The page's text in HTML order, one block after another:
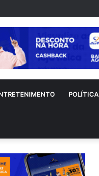
de novo câncer
POLÍTICA